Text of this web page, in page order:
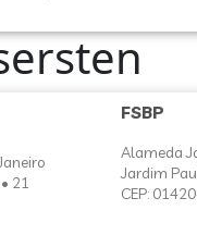
21
FSBP
Alameda
Jardim
CEP: